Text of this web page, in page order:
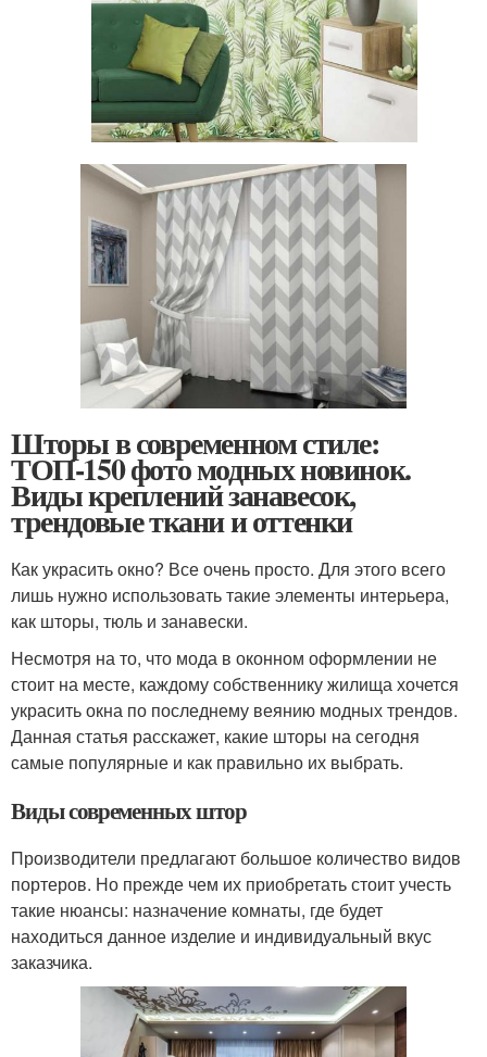
Шторы в современном стиле:
ТОП-150 фото модных новинок.
Виды креплений занавесок,
трендовые ткани и оттенки
Как украсить окно? Все очень просто. Для этого всего
лишь нужно использовать такие элементы интерьера,
как шторы, тюль и занавески.
Несмотря на то, что мода в оконном оформлении не
стоит на месте, каждому собственнику жилища хочется
украсить окна по последнему веянию модных трендов.
Данная статья расскажет, какие шторы на сегодня
самые популярные и как правильно их выбрать.
Виды современных штор
Производители предлагают большое количество видов
портеров. Но прежде чем их приобретать стоит учесть
такие нюансы: назначение комнаты, где будет
находиться данное изделие и индивидуальный вкус
заказчика.